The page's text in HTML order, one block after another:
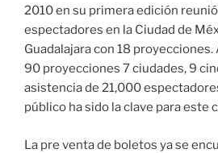
2010 en su primera edición
espectadores en la Ciudad de
Guadalajara con 18
90 proyecciones 7 ciudades, 9
asistencia de 21,000
público ha sido la clave para este
La pre venta de boletos ya se